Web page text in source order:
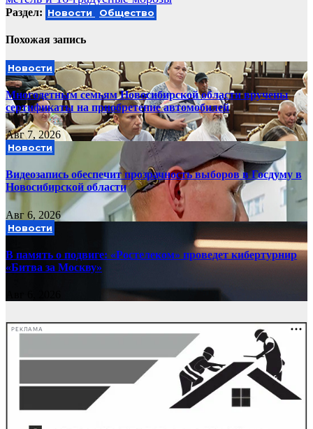
Раздел: Новости Общество
Похожая запись
Новости
Многодетным семьям Новосибирской области вручены
сертификаты на приобретение автомобилей
Авг 7, 2026
Новости
Видеозапись обеспечит прозрачность выборов в Госдуму в
Новосибирской области
Авг 6, 2026
Новости
В память о подвиге: «Ростелеком» проведет кибертурнир
«Битва за Москву»
РЕКЛАМА